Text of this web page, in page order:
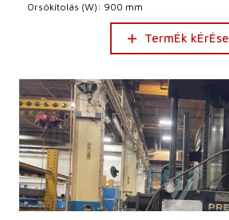
Orsókitolás (W): 900 mm
TermÉk kÉrÉse